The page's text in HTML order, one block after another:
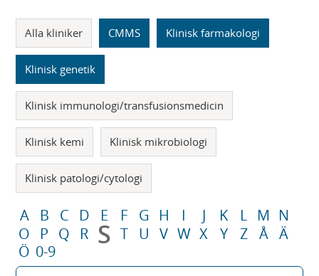
Alla kliniker CMMS Klinisk farmakologi
Klinisk genetik
Klinisk immunologi/transfusionsmedicin
Klinisk kemi Klinisk mikrobiologi
Klinisk patologi/cytologi
A B C D E F G H I J K L M N
O
P Q R S T U V W X Y Z Å Ä
Ö 0-9